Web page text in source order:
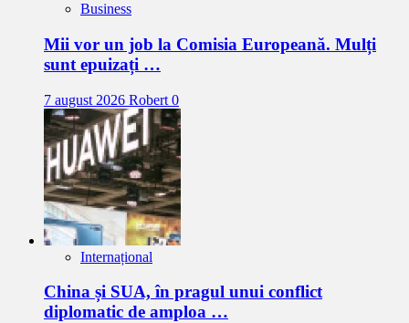
Business
Mii vor un job la Comisia Europeană. Mulți
sunt epuizați …
7 august 2026 Robert 0
Internațional
China și SUA, în pragul unui conflict
diplomatic de amploa …